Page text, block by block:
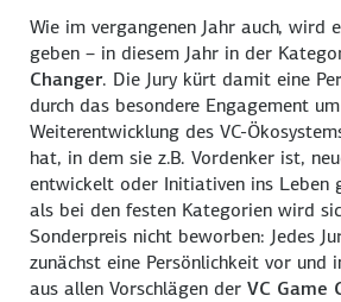
Wie im vergangenen Jahr auch, wird
geben – in diesem Jahr in der
Changer. Die Jury kürt damit eine
durch das besondere Engagement
Weiterentwicklung des VC-
hat, in dem sie z.B. Vordenker ist,
entwickelt oder Initiativen ins Leben
als bei den festen Kategorien wird
Sonderpreis nicht beworben: Jedes
zunächst eine Persönlichkeit vor und
aus allen Vorschlägen derVC Game